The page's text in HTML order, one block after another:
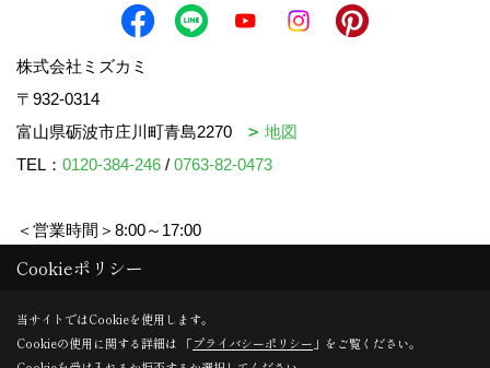
株式会社ミズカミ
〒932-0314
富山県砺波市庄川町青島2270
地図
TEL： 0120-384-246 / 0763-82-0473
＜営業時間＞8:00～17:00
＜定休日＞水曜日・祝日
Copyright (c) mizukami. All Rights Reserved.
Cookieポリシー
当サイトではCookieを使用します。
Cookieの使用に関する詳細は 「プライバシーポリシー 」をご覧ください。